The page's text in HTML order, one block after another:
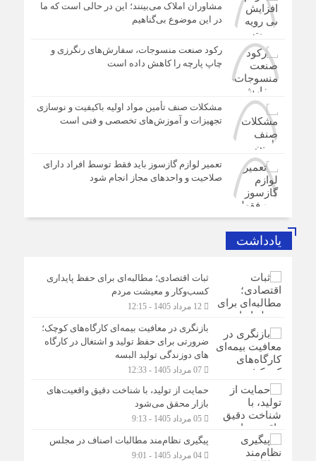
مشاوران املاک می‌بینند؛ این در حالی است که ما
در این موضوع بی‌گناهیم
رکود صنعت منسوجات، سفارش‌های رنگرزی و
چاپ پارچه را کاهش داده است
مشکلات صنف تأمین مواد اولیه باکیفیت و نوسازی
تجهیزات و آموزش‌های تخصصی و فنی است
تعمیر لوازم گازسوز باید فقط توسط افراد دارای
صلاحیت و واحدهای مجاز انجام شود
یادداشت
ثبات اقتصادی؛ مطالبه‌ای برای حفظ پایداری
کسب‌وکار و معیشت مردم
12 مرداد 1405 - 12:15
بازنگری در معافیت بیمه‌ای کارگاه‌های کوچک؛
ضرورتی برای حفظ تولید و اشتغال در کارگاه
های دوزندگی تولید البسه
07 مرداد 1405 - 12:33
حمایت از تولید، با شناخت دقیق واقعیت‌های
بازار محقق می‌شود
05 مرداد 1405 - 9:13
پیگیری نظام‌مند مطالبات اصناف در مجلس
04 مرداد 1405 - 9:01